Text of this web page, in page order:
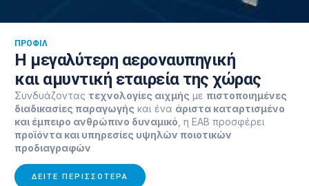
ΠΡΟΦΙΛ
Η μεγαλύτερη αεροναυπηγική
και αμυντική εταιρεία της χώρας
Συνδυάζοντας τεχνολογίες αιχμής με πιστοποιημένες
διαδικασίες παραγωγής και ένα άριστα καταρτισμένο
και έμπειρο ανθρώπινο δυναμικό , η ΕΑΒ προσφέρει
προϊόντα και υπηρεσίες υψηλών ποιοτικών
προδιαγραφών
ΔΕΊΤΕ ΠΕΡΙΣΣΌΤΕΡΑ